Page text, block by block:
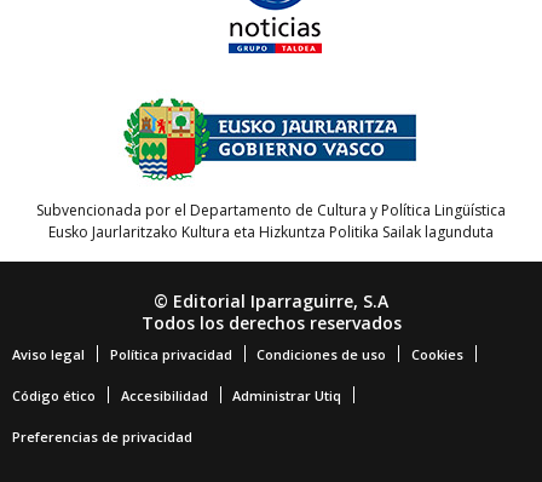
Subvencionada por el Departamento de Cultura y Política Lingüística
Eusko Jaurlaritzako Kultura eta Hizkuntza Politika Sailak lagunduta
© Editorial Iparraguirre, S.A
Todos los derechos reservados
Aviso legal Política privacidad Condiciones de uso Cookies
Código ético Accesibilidad Administrar Utiq
Preferencias de privacidad